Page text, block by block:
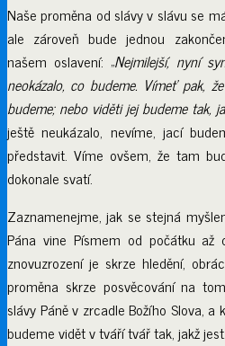
Naše proměna od slávy v slávu se
ale zároveň bude jednou
našem oslavení: „Nejmilejší, nyní
neokázalo, co budeme. Vímeť pak,
budeme; nebo viděti jej budeme tak,
ještě neukázalo, nevíme, jací
představit. Víme ovšem, že tam
dokonale svatí.
Zaznamenejme, jak se stejná
Pána vine Písmem od počátku až
znovuzrození je skrze hledění,
proměna skrze posvěcování na
slávy Páně v zrcadle Božího Slova,
budeme vidět v tváří tvář tak, jakž jest.